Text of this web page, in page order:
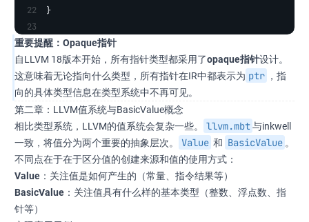
}
重要提醒：Opaque指针
自LLVM 18版本开始，所有指针类型都采用了opaque指针设计。
这意味着无论指向什么类型，所有指针在IR中都表示为 ptr ，指
向的具体类型信息在类型系统中不再可见。
第二章：LLVM值系统与BasicValue概念
相比类型系统，LLVM的值系统会复杂一些。
llvm.mbt 与inkwell
一致，将值分为两个重要的抽象层次。
Value 和 BasicValue 。
不同点在于在于区分值的创建来源和值的使用方式：
Value ：关注值是如何产生的（常量、指令结果等）
BasicValue ：关注值具有什么样的基本类型（整数、浮点数、指
针等）